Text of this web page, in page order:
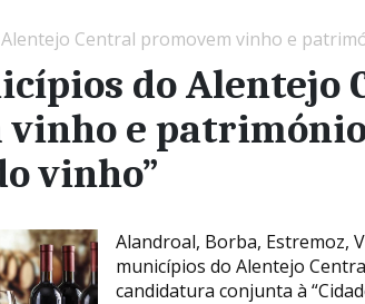
Central promovem vinho e
do Alentejo
vinho e
vinho”
Alandroal, Borba, Estremoz,
municípios do Alentejo
candidatura conjunta à